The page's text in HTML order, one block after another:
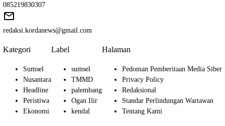
085219830307
redaksi.kordanews@gmail.com
Kategori
Sumsel
Nusantara
Headline
Peristiwa
Ekonomi
Label
sumsel
TMMD
palembang
Ogan Ilir
kendal
Halaman
Pedoman Pemberitaan Media Siber
Privacy Policy
Redaksional
Standar Perlindungan Wartawan
Tentang Kami